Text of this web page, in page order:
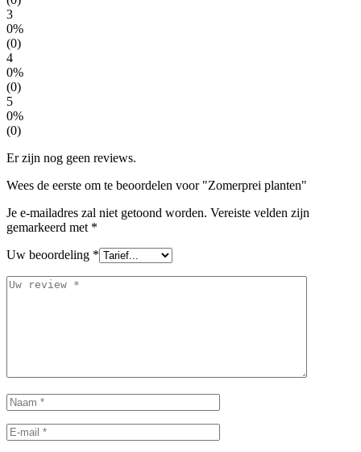
3
0%
(0)
4
0%
(0)
5
0%
(0)
Er zijn nog geen reviews.
Wees de eerste om te beoordelen voor "Zomerprei planten"
Je e-mailadres zal niet getoond worden. Vereiste velden zijn
gemarkeerd met *
Uw beoordeling *